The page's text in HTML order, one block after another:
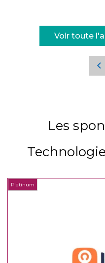
Voir toute
Les
Platinum